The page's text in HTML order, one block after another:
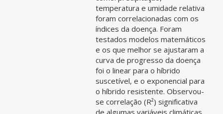
temperatura e umidade relativa
foram correlacionadas com os
índices da doença. Foram
testados modelos matemáticos
e os que melhor se ajustaram a
curva de progresso da doença
foi o linear para o híbrido
suscetível, e o exponencial para
o híbrido resistente. Observou-
se correlação (R²) significativa